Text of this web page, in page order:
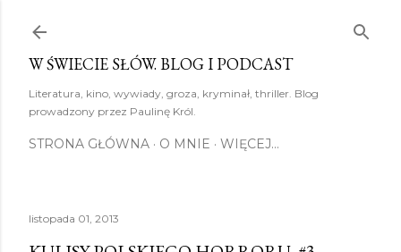
W ŚWIECIE SŁÓW. BLOG I PODCAST
Literatura, kino, wywiady, groza, kryminał, thriller. Blog
prowadzony przez Paulinę Król.
STRONA GŁÓWNA O MNIE WIĘCEJ…
listopada 01, 2013